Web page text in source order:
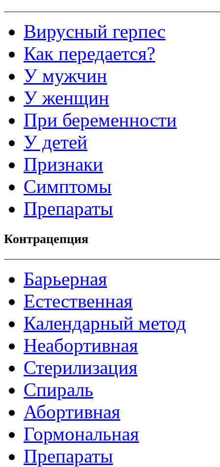
Вирусный герпес
Как передается?
У мужчин
У женщин
При беременности
У детей
Признаки
Симптомы
Препараты
Контрацепция
Барьерная
Естественная
Календарный метод
Неабортивная
Стерилизация
Спираль
Абортивная
Гормональная
Препараты